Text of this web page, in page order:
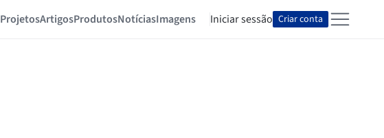
ProjetosArtigosProdutosNotíciasImagens Iniciar sessão Criar conta